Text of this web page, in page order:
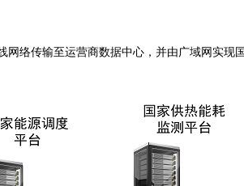
网络传输至运营商数据中心，并由广域网实